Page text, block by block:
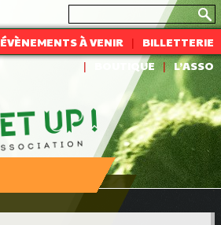
ÉVÈNEMENTS À VENIR
BILLETTERIE
BOUTIQUE
L’ASSO